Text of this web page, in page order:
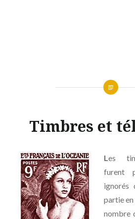
Timbres et
Les
furent
ignorés
partie
nombre